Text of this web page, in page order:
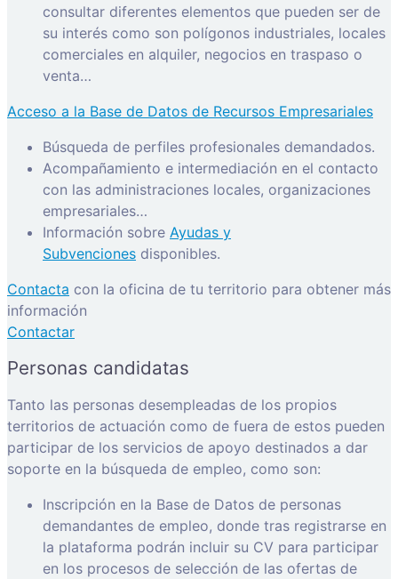
consultar diferentes elementos que pueden ser de
su interés como son polígonos industriales, locales
comerciales en alquiler, negocios en traspaso o
venta…
Acceso a la Base de Datos de Recursos Empresariales
Búsqueda de perfiles profesionales demandados.
Acompañamiento e intermediación en el contacto
con las administraciones locales, organizaciones
empresariales…
Información sobre Ayudas y
Subvenciones disponibles.
Contacta con la oficina de tu territorio para obtener más
información
Contactar
Personas candidatas
Tanto las personas desempleadas de los propios
territorios de actuación como de fuera de estos pueden
participar de los servicios de apoyo destinados a dar
soporte en la búsqueda de empleo, como son:
Inscripción en la Base de Datos de personas
demandantes de empleo, donde tras registrarse en
la plataforma podrán incluir su CV para participar
en los procesos de selección de las ofertas de